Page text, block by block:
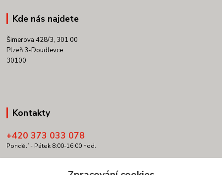
Kde nás najdete
Šimerova 428/3, 301 00
Plzeň 3-Doudlevce
30100
Kontakty
+420 373 033 078
Pondělí - Pátek 8:00-16:00 hod.